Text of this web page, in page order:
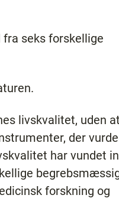
seks forskellige
livskvalitet, uden
der
har vundet
forskning og